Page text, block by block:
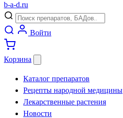
b-a-d.ru
Войти
Корзина
Каталог препаратов
Рецепты народной медицины
Лекарственные растения
Новости